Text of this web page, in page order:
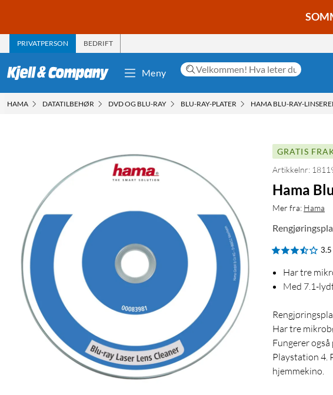
PRIVATPERSON BEDRIFT
Meny
HAMA DATATILBEHØR DVD OG BLU-RAY BLU-RAY-PLATER HAMA BLU-RAY-
GRATIS
Artikkelnr:
Hama
Mer fra: Hama
3.5
Har tre
Med 7.1-
Har tre
Fungerer
Playstation 4.
hjemmekino.